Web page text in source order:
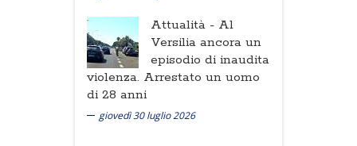
Attualità - Al
Versilia ancora un
episodio di inaudita
violenza. Arrestato un uomo
di 28 anni
giovedì 30 luglio 2026